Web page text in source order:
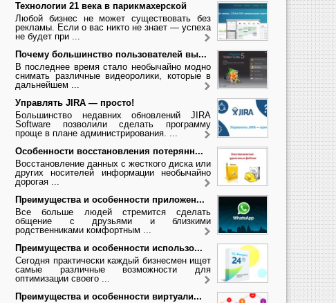
Технологии 21 века в парикмахерской
Любой бизнес не может существовать без
рекламы. Если о вас никто не знает — успеха
не будет при ...
Почему большинство пользователей вы...
В последнее время стало необычайно модно
снимать различные видеоролики, которые в
дальнейшем ...
Управлять JIRA — просто!
Большинство недавних обновлений JIRA
Software позволили сделать программу
проще в плане администрирования. ...
Особенности восстановления потерянн...
Восстановление данных с жесткого диска или
других носителей информации необычайно
дорогая ...
Преимущества и особенности приложен...
Все больше людей стремится сделать
общение с друзьями и близкими
родственниками комфортным ...
Преимущества и особенности использо...
Сегодня практически каждый бизнесмен ищет
самые различные возможности для
оптимизации своего ...
Преимущества и особенности виртуали...